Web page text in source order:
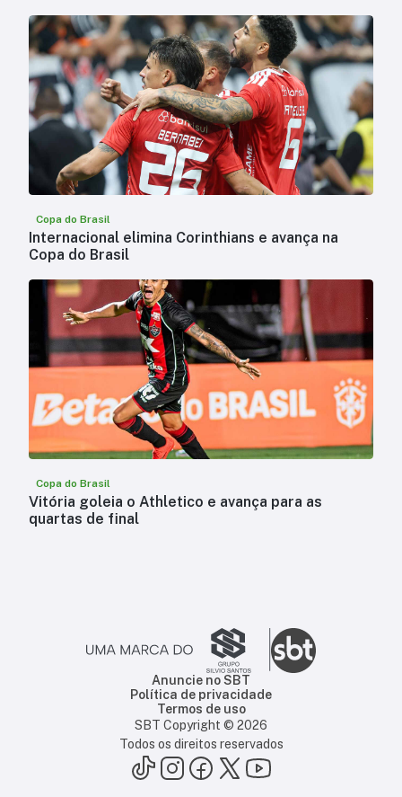
Copa do Brasil
Internacional elimina Corinthians e avança na
Copa do Brasil
Copa do Brasil
Vitória goleia o Athletico e avança para as
quartas de final
Anuncie no SBT
Política de privacidade
Termos de uso
SBT Copyright © 2026
Todos os direitos reservados